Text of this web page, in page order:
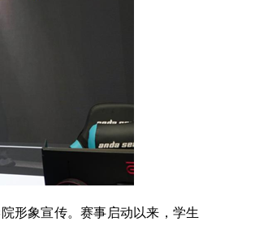
形象宣传。赛事启动以来，学生